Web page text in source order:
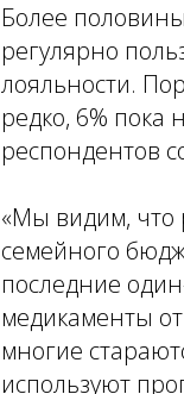
Более
регулярно
лояльности.
редко, 6% пока
респондентов
«Мы видим, что
семейного
последние
медикаменты
многие
используют